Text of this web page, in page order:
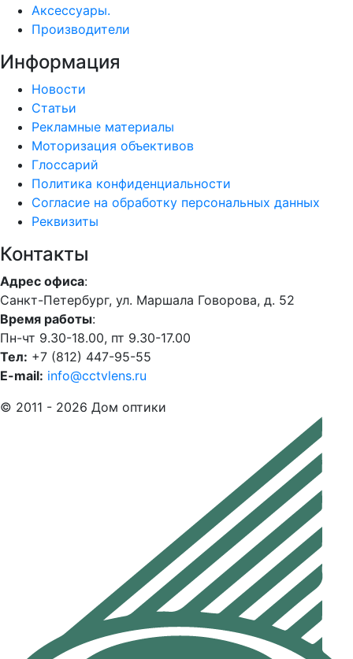
Аксессуары.
Производители
Информация
Новости
Статьи
Рекламные материалы
Моторизация объективов
Глоссарий
Политика конфиденциальности
Согласие на обработку персональных данных
Реквизиты
Контакты
Адрес офиса:
Санкт-Петербург, ул. Маршала Говорова, д. 52
Время работы:
Пн-чт 9.30-18.00, пт 9.30-17.00
Тел: +7 (812) 447-95-55
E-mail: info@cctvlens.ru
© 2011 - 2026 Дом оптики